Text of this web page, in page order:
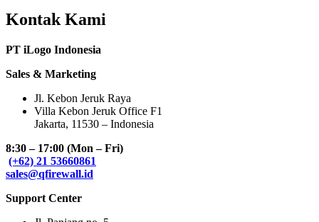
Kontak Kami
PT iLogo Indonesia
Sales & Marketing
Jl. Kebon Jeruk Raya
Villa Kebon Jeruk Office F1
Jakarta, 11530 – Indonesia
8:30 – 17:00 (Mon – Fri)
(+62) 21 53660861
sales@qfirewall.id
Support Center